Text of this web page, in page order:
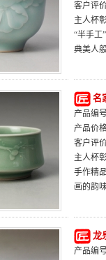
客户评
主人杯
“半手工
典美人
名
产品编
产品价
客户评
主人杯
手作精
画的韵
龙
产品编